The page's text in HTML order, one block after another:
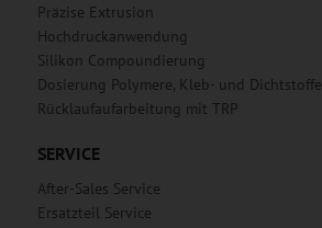
Präzise Extrusion
Hochdruckanwendung
Silikon Compoundierung
Dosierung Polymere, Kleb- und Dichtstoffe
Rücklaufaufarbeitung mit TRP
SERVICE
After-Sales Service
Ersatzteil Service